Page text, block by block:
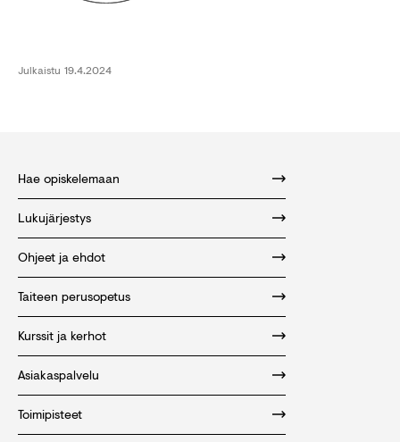
Julkaistu 19.4.2024
Hae opiskelemaan
Lukujärjestys
Ohjeet ja ehdot
Taiteen perusopetus
Kurssit ja kerhot
Asiakaspalvelu
Toimipisteet